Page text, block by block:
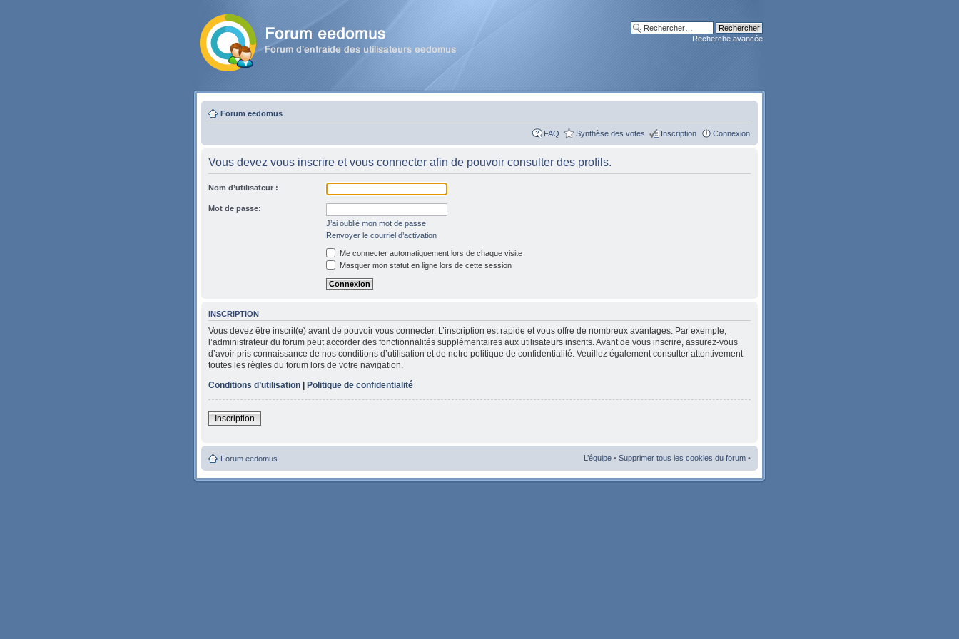
Recherche avancée
Forum eedomus
FAQ Synthèse des votes Inscription Connexion
Vous devez vous inscrire et vous connecter afin de pouvoir consulter des profils.
Nom d’utilisateur :
Mot de passe:
J’ai oublié mon mot de passe
Renvoyer le courriel d’activation
Me connecter automatiquement lors de chaque visite
Masquer mon statut en ligne lors de cette session
INSCRIPTION
Vous devez être inscrit(e) avant de pouvoir vous connecter. L’inscription est rapide et vous offre de nombreux avantages. Par exemple,
l’administrateur du forum peut accorder des fonctionnalités supplémentaires aux utilisateurs inscrits. Avant de vous inscrire, assurez-vous
d’avoir pris connaissance de nos conditions d’utilisation et de notre politique de confidentialité. Veuillez également consulter attentivement
toutes les règles du forum lors de votre navigation.
Conditions d’utilisation | Politique de confidentialité
Inscription
Forum eedomus L’équipe • Supprimer tous les cookies du forum •